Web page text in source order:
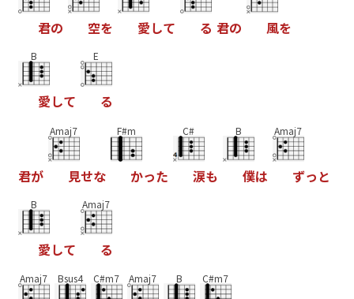
君の 空を 愛して る 君の 風を
B
愛して
E
る
君が
Amaj7
見せな
F#m
かった
C#
涙も
B
僕は
Amaj7
ずっ と
B
愛して
Amaj7
る
Amaj7 Bsus4 C#m7 Amaj7 B C#m7